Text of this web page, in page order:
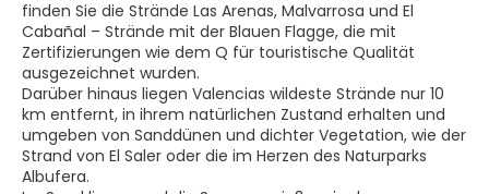
finden Sie die Strände Las Arenas, Malvarrosa und El
Cabañal – Strände mit der Blauen Flagge, die mit
Zertifizierungen wie dem Q für touristische Qualität
ausgezeichnet wurden.
Darüber hinaus liegen Valencias wildeste Strände nur 10
km entfernt, in ihrem natürlichen Zustand erhalten und
umgeben von Sanddünen und dichter Vegetation, wie der
Strand von El Saler oder die im Herzen des Naturparks
Albufera.